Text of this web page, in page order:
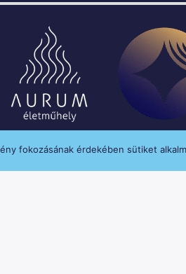
fokozásának érdekében sütiket